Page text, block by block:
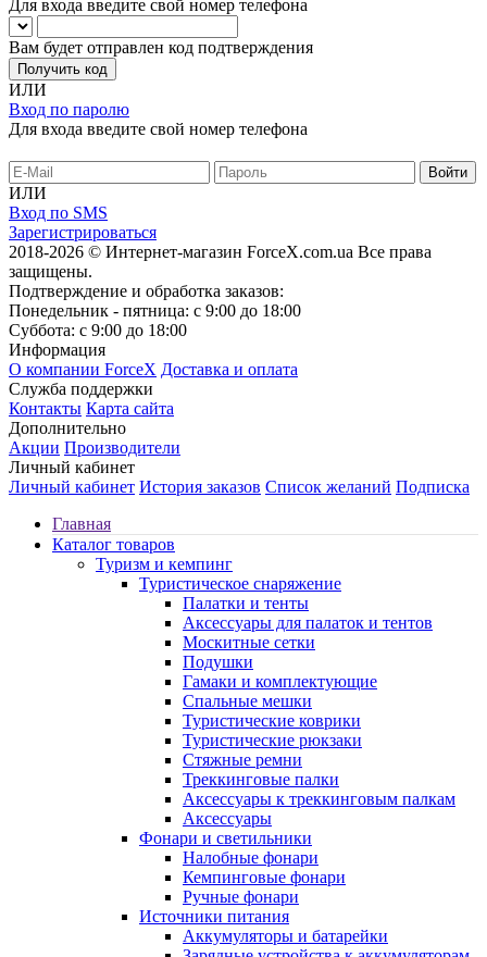
Для входа введите свой номер телефона
Вам будет отправлен код подтверждения
Получить код
ИЛИ
Вход по паролю
Для входа введите свой номер телефона
ИЛИ
Вход по SMS
Зарегистрироваться
2018-2026 © Интернет-магазин ForceX.com.ua Все права
защищены.
Подтверждение и обработка заказов:
Понедельник - пятница: с 9:00 до 18:00
Суббота: с 9:00 до 18:00
Информация
О компании ForceX Доставка и оплата
Служба поддержки
Контакты Карта сайта
Дополнительно
Акции Производители
Личный кабинет
Личный кабинет История заказов Список желаний Подписка
Главная
Каталог товаров
Туризм и кемпинг
Туристическое снаряжение
Палатки и тенты
Аксессуары для палаток и тентов
Москитные сетки
Подушки
Гамаки и комплектующие
Спальные мешки
Туристические коврики
Туристические рюкзаки
Стяжные ремни
Треккинговые палки
Аксессуары к треккинговым палкам
Аксессуары
Фонари и светильники
Налобные фонари
Кемпинговые фонари
Ручные фонари
Источники питания
Аккумуляторы и батарейки